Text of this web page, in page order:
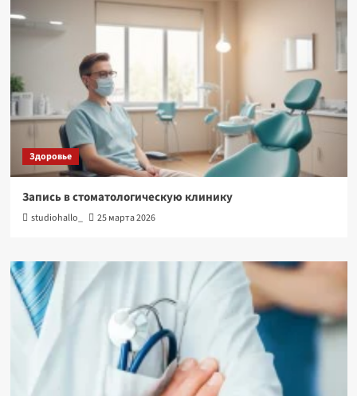
Здоровье
Запись в стоматологическую клинику
studiohallo_ 25 марта 2026